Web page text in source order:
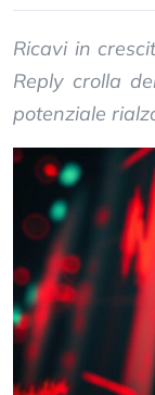
Ricavi in
Reply crolla
potenziale